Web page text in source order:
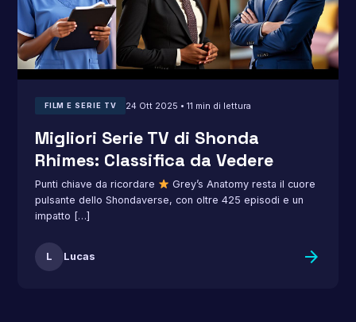
FILM E SERIE TV 24 Ott 2025 • 11 min di lettura
Migliori Serie TV di Shonda
Rhimes: Classifica da Vedere
Punti chiave da ricordare
Grey’s Anatomy resta il cuore
pulsante dello Shondaverse, con oltre 425 episodi e un
impatto […]
L Lucas arrow_forward